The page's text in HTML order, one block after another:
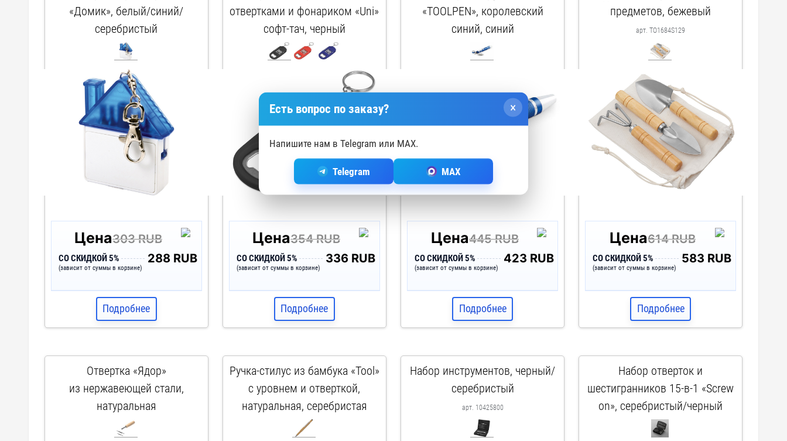
«Домик», белый/синий/
серебристый
арт. 499531
Цена303 RUB
СО СКИДКОЙ 5%
(зависит от суммы в корзине)
288 RUB
Подробнее
отвертками и фонариком «Uni»
софт-тач, черный
арт. 716327
Цена354 RUB
СО СКИДКОЙ 5%
(зависит от суммы в корзине)
336 RUB
Подробнее
«TOOLPEN», королевский
синий, синий
арт. 94014-114
Цена445 RUB
СО СКИДКОЙ 5%
(зависит от суммы в корзине)
423 RUB
Подробнее
предметов, бежевый
арт. TO1684S129
Цена614 RUB
СО СКИДКОЙ 5%
(зависит от суммы в корзине)
583 RUB
Подробнее
Отвертка «Ядор»
из нержавеющей стали,
натуральная
арт. TO1965S129
Ручка-стилус из бамбука «Tool»
с уровнем и отверткой,
натуральная, серебристая
арт. 10601108
Набор инструментов, черный/
серебристый
арт. 10425800
Набор отверток и
шестигранников 15-в-1 «Screw
on», серебристый/черный
арт. 499600
Есть вопрос по заказу? ×
Напишите нам в Telegram или MAX.
Telegram MAX